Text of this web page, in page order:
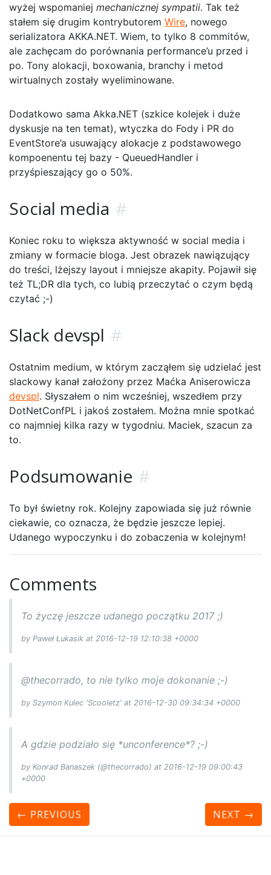
wyżej wspomaniej mechanicznej sympatii. Tak też
stałem się drugim kontrybutorem Wire, nowego
serializatora AKKA.NET. Wiem, to tylko 8 commitów,
ale zachęcam do porównania performance’u przed i
po. Tony alokacji, boxowania, branchy i metod
wirtualnych zostały wyeliminowane.
Dodatkowo sama Akka.NET (szkice kolejek i duże
dyskusje na ten temat), wtyczka do Fody i PR do
EventStore’a usuwający alokacje z podstawowego
kompoenentu tej bazy - QueuedHandler i
przyśpieszający go o 50%.
Social media #
Koniec roku to większa aktywność w social media i
zmiany w formacie bloga. Jest obrazek nawiązujący
do treści, lżejszy layout i mniejsze akapity. Pojawił się
też TL;DR dla tych, co lubią przeczytać o czym będą
czytać ;-)
Slack devspl #
Ostatnim medium, w którym zacząłem się udzielać jest
slackowy kanał założony przez Maćka Aniserowicza
devspl. Słyszałem o nim wcześniej, wszedłem przy
DotNetConfPL i jakoś zostałem. Można mnie spotkać
co najmniej kilka razy w tygodniu. Maciek, szacun za
to.
Podsumowanie #
To był świetny rok. Kolejny zapowiada się już równie
ciekawie, co oznacza, że będzie jeszcze lepiej.
Udanego wypoczynku i do zobaczenia w kolejnym!
Comments
To życzę jeszcze udanego początku 2017 ;)
by Paweł Łukasik at 2016-12-19 12:10:38 +0000
@thecorrado, to nie tylko moje dokonanie ;-)
by Szymon Kulec 'Scooletz' at 2016-12-30 09:34:34 +0000
A gdzie podziało się *unconference*? ;-)
by Konrad Banaszek (@thecorrado) at 2016-12-19 09:00:43
+0000
← PREVIOUS NEXT →